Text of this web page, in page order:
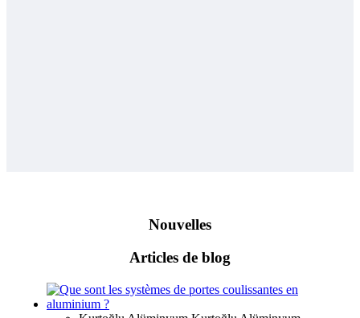
Nouvelles
Articles de blog